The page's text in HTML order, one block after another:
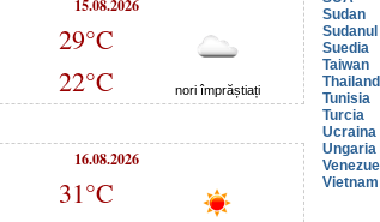
15.08.2026
29°C
nori împrăștiați
22°C
16.08.2026
31°C
Sudan
Sudanul
Suedia
Taiwan
Tunisia
Turcia
Ucraina
Ungaria
Vietnam